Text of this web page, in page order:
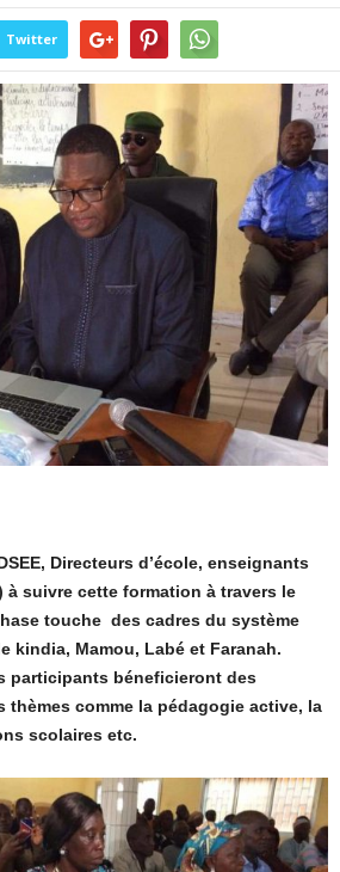
Twitter
Directeurs d’école, enseignants
suivre cette formation à travers le
touche des cadres du système
kindia, Mamou, Labé et Faranah.
participants béneficieront des
comme la pédagogie active, la
scolaires etc.